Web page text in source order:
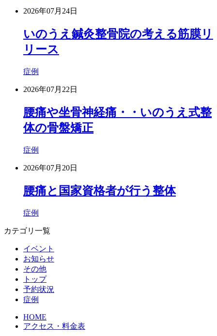
2026年07月24日
いのうえ鍼灸整骨院の考える筋膜リ
リース
症例
2026年07月22日
腰痛や坐骨神経痛・・いのうえ式整
体の骨盤矯正
症例
2026年07月20日
腰痛と国家資格者が行う整体
症例
カテゴリ一覧
イベント
お知らせ
その他
トップ
予約状況
症例
HOME
アクセス・料金表